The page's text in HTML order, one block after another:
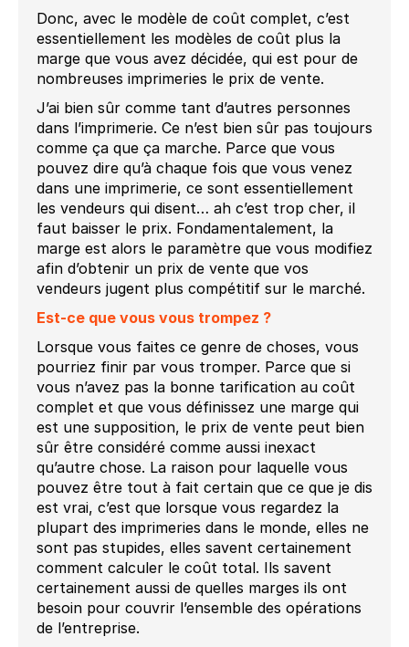
Donc, avec le modèle de coût complet, c’est
essentiellement les modèles de coût plus la
marge que vous avez décidée, qui est pour de
nombreuses imprimeries le prix de vente.
J’ai bien sûr comme tant d’autres personnes
dans l’imprimerie. Ce n’est bien sûr pas toujours
comme ça que ça marche. Parce que vous
pouvez dire qu’à chaque fois que vous venez
dans une imprimerie, ce sont essentiellement
les vendeurs qui disent… ah c’est trop cher, il
faut baisser le prix. Fondamentalement, la
marge est alors le paramètre que vous modifiez
afin d’obtenir un prix de vente que vos
vendeurs jugent plus compétitif sur le marché.
Est-ce que vous vous trompez ?
Lorsque vous faites ce genre de choses, vous
pourriez finir par vous tromper. Parce que si
vous n’avez pas la bonne tarification au coût
complet et que vous définissez une marge qui
est une supposition, le prix de vente peut bien
sûr être considéré comme aussi inexact
qu’autre chose. La raison pour laquelle vous
pouvez être tout à fait certain que ce que je dis
est vrai, c’est que lorsque vous regardez la
plupart des imprimeries dans le monde, elles ne
sont pas stupides, elles savent certainement
comment calculer le coût total. Ils savent
certainement aussi de quelles marges ils ont
besoin pour couvrir l’ensemble des opérations
de l’entreprise.